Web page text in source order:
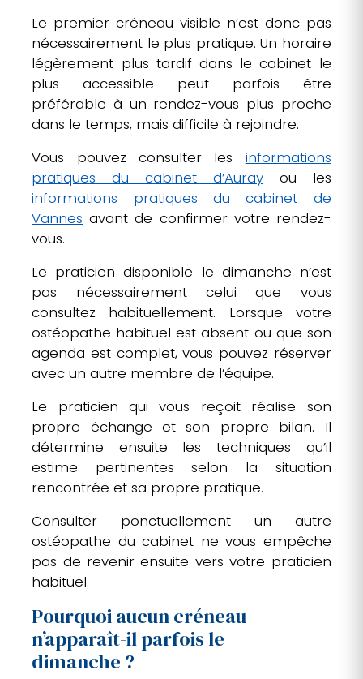
Le premier créneau visible n’est donc pas
nécessairement le plus pratique. Un horaire
légèrement plus tardif dans le cabinet le
plus accessible peut parfois être
préférable à un rendez-vous plus proche
dans le temps, mais difficile à rejoindre.
Vous pouvez consulter les informations
pratiques du cabinet d’Aurayou les
informations pratiques du cabinet de
Vannes avant de confirmer votre rendez-
vous.
Le praticien disponible le dimanche n’est
pas nécessairement celui que vous
consultez habituellement. Lorsque votre
ostéopathe habituel est absent ou que son
agenda est complet, vous pouvez réserver
avec un autre membre de l’équipe.
Le praticien qui vous reçoit réalise son
propre échange et son propre bilan. Il
détermine ensuite les techniques qu’il
estime pertinentes selon la situation
rencontrée et sa propre pratique.
Consulter ponctuellement un autre
ostéopathe du cabinet ne vous empêche
pas de revenir ensuite vers votre praticien
habituel.
Pourquoi aucun créneau
n’apparaît-il parfois le
dimanche ?